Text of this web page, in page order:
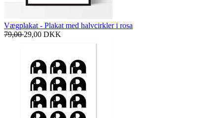
Vægplakat - Plakat med halvcirkler i rosa
79,0029,00 DKK